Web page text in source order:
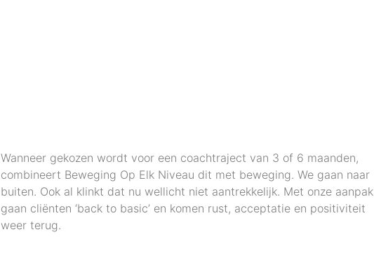
Wanneer gekozen wordt voor een coachtraject van 3 of 6 maanden,
combineert Beweging Op Elk Niveau dit met beweging. We gaan naar
buiten. Ook al klinkt dat nu wellicht niet aantrekkelijk. Met onze aanpak
gaan cliënten ‘back to basic’ en komen rust, acceptatie en positiviteit
weer terug.